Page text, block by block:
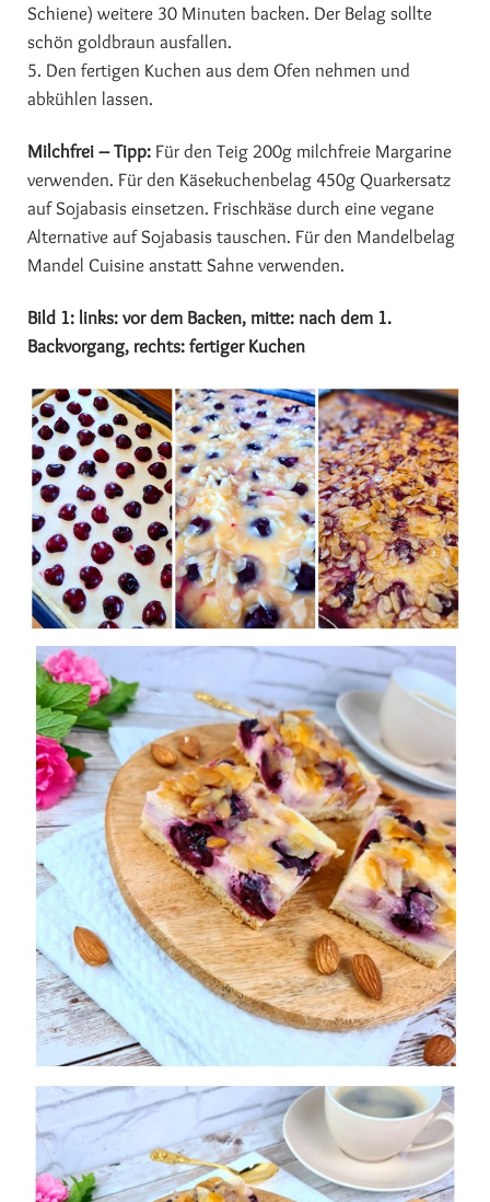
Schiene) weitere 30 Minuten backen. Der Belag sollte
schön goldbraun ausfallen.
5. Den fertigen Kuchen aus dem Ofen nehmen und
abkühlen lassen.
Milchfrei – Tipp: Für den Teig 200g milchfreie Margarine
verwenden. Für den Käsekuchenbelag 450g Quarkersatz
auf Sojabasis einsetzen. Frischkäse durch eine vegane
Alternative auf Sojabasis tauschen. Für den Mandelbelag
Mandel Cuisine anstatt Sahne verwenden.
Bild 1: links: vor dem Backen, mitte: nach dem 1.
Backvorgang, rechts: fertiger Kuchen